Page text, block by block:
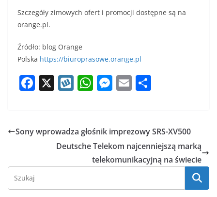
Szczegóły zimowych ofert i promocji dostępne są na
orange.pl.
Źródło: blog Orange
Polska https://biuroprasowe.orange.pl
F
e
k
X W
o
p
W
s
A
p
M
e
n
g
E
l e
Sony wprowadza głośnik imprezowy SRS-XV500
Deutsche Telekom najcenniejszą marką
telekomunikacyjną na świecie